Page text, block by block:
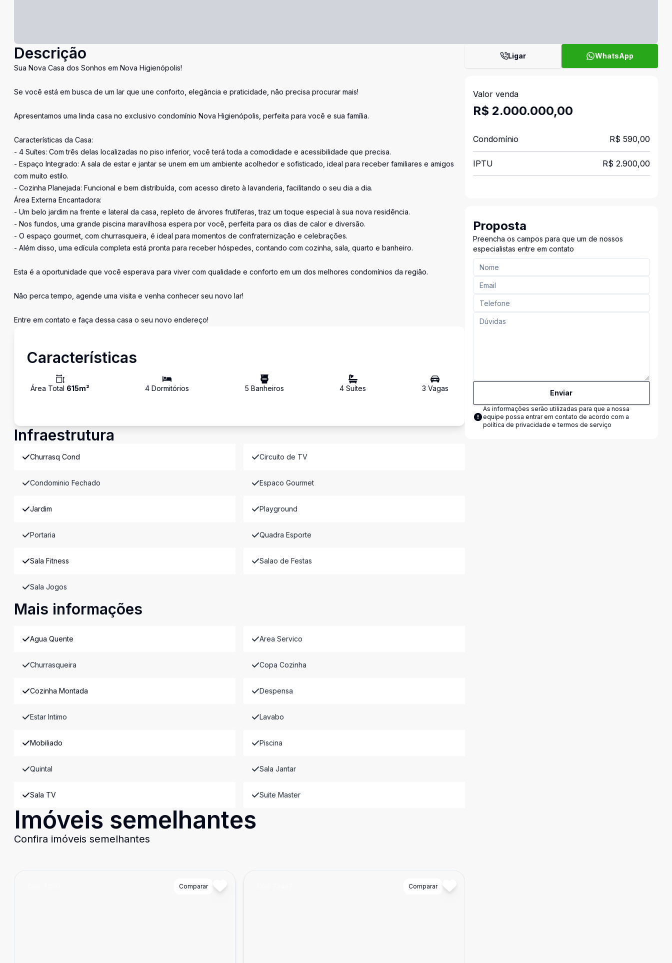
Descrição
Sua Nova Casa dos Sonhos em Nova Higienópolis!
Se você está em busca de um lar que une conforto, elegância e praticidade, não precisa procurar mais!
Apresentamos uma linda casa no exclusivo condomínio Nova Higienópolis, perfeita para você e sua família.
Características da Casa:
- 4 Suítes: Com três delas localizadas no piso inferior, você terá toda a comodidade e acessibilidade que precisa.
- Espaço Integrado: A sala de estar e jantar se unem em um ambiente acolhedor e sofisticado, ideal para receber familiares e amigos
com muito estilo.
- Cozinha Planejada: Funcional e bem distribuída, com acesso direto à lavanderia, facilitando o seu dia a dia.
Área Externa Encantadora:
- Um belo jardim na frente e lateral da casa, repleto de árvores frutíferas, traz um toque especial à sua nova residência.
- Nos fundos, uma grande piscina maravilhosa espera por você, perfeita para os dias de calor e diversão.
- O espaço gourmet, com churrasqueira, é ideal para momentos de confraternização e celebrações.
- Além disso, uma edícula completa está pronta para receber hóspedes, contando com cozinha, sala, quarto e banheiro.
Esta é a oportunidade que você esperava para viver com qualidade e conforto em um dos melhores condomínios da região.
Não perca tempo, agende uma visita e venha conhecer seu novo lar!
Entre em contato e faça dessa casa o seu novo endereço!
Características
Área Total 615m² 4 Dormitórios 5 Banheiros 4 Suítes 3 Vagas
Infraestrutura
Churrasq Cond Circuito de TV
Condominio Fechado Espaco Gourmet
Jardim Playground
Portaria Quadra Esporte
Sala Fitness Salao de Festas
Sala Jogos
Mais informações
Agua Quente Area Servico
Churrasqueira Copa Cozinha
Cozinha Montada Despensa
Estar Intimo Lavabo
Mobiliado Piscina
Quintal Sala Jantar
Sala TV Suite Master
Imóveis semelhantes
Confira imóveis semelhantes
Comparar Comparar
Ligar WhatsApp
Valor venda
R$ 2.000.000,00
Condomínio R$ 590,00
IPTU R$ 2.900,00
Proposta
Preencha os campos para que um de nossos
especialistas entre em contato
Enviar
As informações serão utilizadas para que a nossa
equipe possa entrar em contato de acordo com a
política de privacidade e termos de serviço